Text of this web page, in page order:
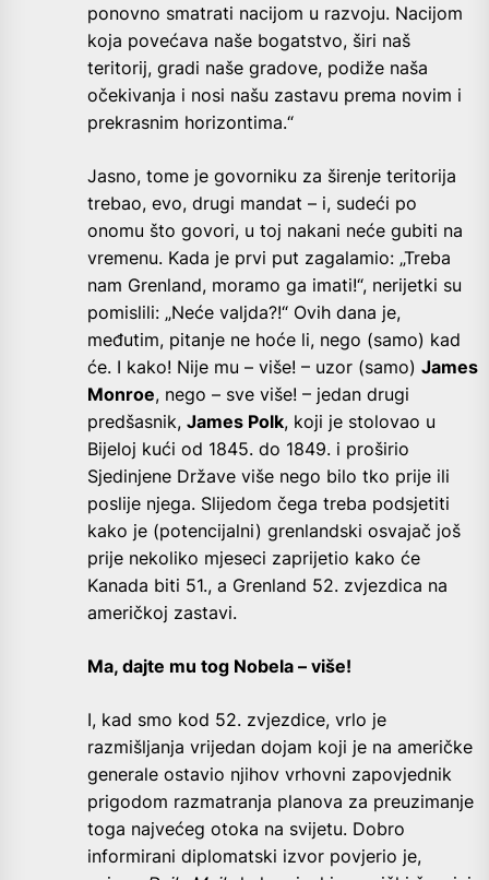
ponovno smatrati nacijom u razvoju. Nacijom
koja povećava naše bogatstvo, širi naš
teritorij, gradi naše gradove, podiže naša
očekivanja i nosi našu zastavu prema novim i
prekrasnim horizontima.“
Jasno, tome je govorniku za širenje teritorija
trebao, evo, drugi mandat – i, sudeći po
onomu što govori, u toj nakani neće gubiti na
vremenu. Kada je prvi put zagalamio: „Treba
nam Grenland, moramo ga imati!“, nerijetki su
pomislili: „Neće valjda?!“ Ovih dana je,
međutim, pitanje ne hoće li, nego (samo) kad
će. I kako! Nije mu – više! – uzor (samo) James
Monroe, nego – sve više! – jedan drugi
predšasnik, James Polk, koji je stolovao u
Bijeloj kući od 1845. do 1849. i proširio
Sjedinjene Države više nego bilo tko prije ili
poslije njega. Slijedom čega treba podsjetiti
kako je (potencijalni) grenlandski osvajač još
prije nekoliko mjeseci zaprijetio kako će
Kanada biti 51., a Grenland 52. zvjezdica na
američkoj zastavi.
Ma, dajte mu tog Nobela – više!
I, kad smo kod 52. zvjezdice, vrlo je
razmišljanja vrijedan dojam koji je na američke
generale ostavio njihov vrhovni zapovjednik
prigodom razmatranja planova za preuzimanje
toga najvećeg otoka na svijetu. Dobro
informirani diplomatski izvor povjerio je,